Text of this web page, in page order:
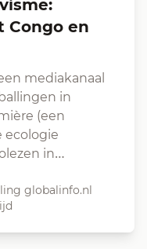
Congo en
mediakanaal
in
(een
ecologie
in…
globalinfo.nl